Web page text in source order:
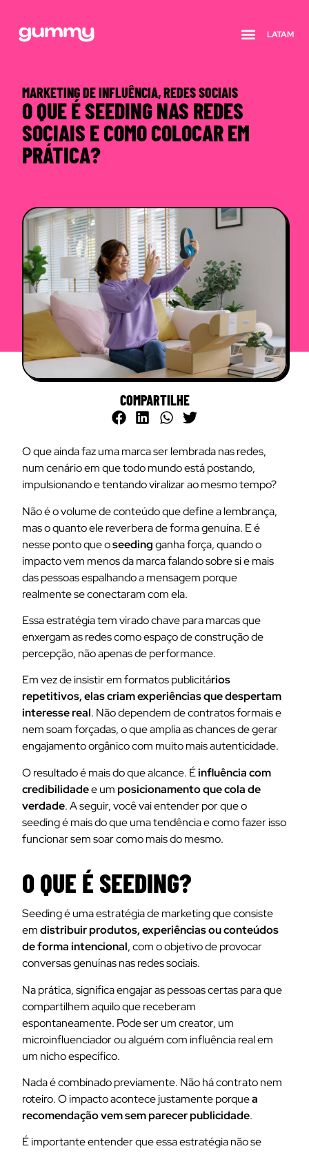
LATAM
MARKETING DE INFLUÊNCIA,REDES SOCIAIS
O QUE É SEEDING NAS REDES
SOCIAIS E COMO COLOCAR EM
PRÁTICA?
COMPARTILHE
O que ainda faz uma marca ser lembrada nas redes,
num cenário em que todo mundo está postando,
impulsionando e tentando viralizar ao mesmo tempo?
Não é o volume de conteúdo que define a lembrança,
mas o quanto ele reverbera de forma genuína. E é
nesse ponto que oseedingganha força, quando o
impacto vem menos da marca falando sobre si e mais
das pessoas espalhando a mensagem porque
realmente se conectaram com ela.
Essa estratégia tem virado chave para marcas que
enxergam as redes como espaço de construção de
percepção, não apenas de performance.
Em vez de insistir em formatos publicitários
repetitivos, elas criam experiências que despertam
interesse real. Não dependem de contratos formais e
nem soam forçadas, o que amplia as chances de gerar
engajamento orgânico com muito mais autenticidade.
O resultado é mais do que alcance. Éinfluência com
credibilidadee umposicionamento que cola de
verdade. A seguir, você vai entender por que o
seeding é mais do que uma tendência e como fazer isso
funcionar sem soar como mais do mesmo.
O QUE É SEEDING?
Seeding é uma estratégia de marketing que consiste
emdistribuir produtos, experiências ou conteúdos
de forma intencional, com o objetivo de provocar
conversas genuínas nas redes sociais.
Na prática, significa engajar as pessoas certas para que
compartilhem aquilo que receberam
espontaneamente. Pode ser um creator, um
microinfluenciador ou alguém com influência real em
um nicho específico.
Nada é combinado previamente. Não há contrato nem
roteiro. O impacto acontece justamente porquea
recomendação vem sem parecer publicidade.
É importante entender que essa estratégia não se